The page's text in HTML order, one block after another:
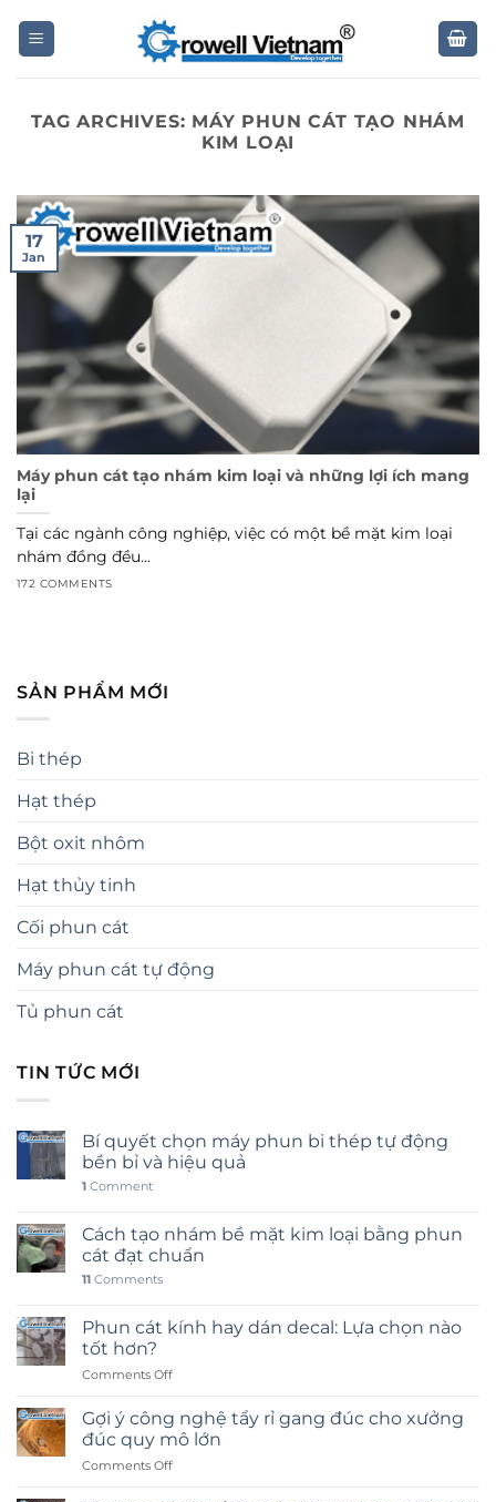
TAG ARCHIVES: MÁY PHUN CÁT TẠO NHÁM
KIM LOẠI
SẢN PHẨM MỚI
Bi thép
Hạt thép
Bột oxit nhôm
Hạt thủy tinh
Cối phun cát
Máy phun cát tự động
Tủ phun cát
TIN TỨC MỚI
Bí quyết chọn máy phun bi thép tự động
bền bỉ và hiệu quả
1 Comment
Cách tạo nhám bề mặt kim loại bằng phun
cát đạt chuẩn
11 Comments
Phun cát kính hay dán decal: Lựa chọn nào
tốt hơn?
Comments Offon
cát
kính
hay
dán
Gợi ý công nghệ tẩy rỉ gang đúc cho xưởng
đúc quy mô lớn
Comments Offon
Máy phun cát tạo nhám kim loại và những lợi ích mang
lại
Tại các ngành công nghiệp, việc có một bề mặt kim loại
nhám đồng đều...
172 COMMENTS
17
Jan